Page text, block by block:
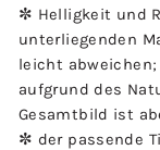
✼ Helligkeit und
unterliegenden
leicht
aufgrund des
Gesamtbild ist
✼ der passende